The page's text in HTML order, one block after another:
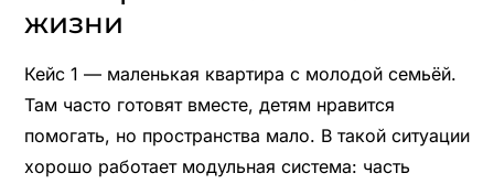
жизни
Кейс 1 — маленькая квартира с молодой семьёй.
Там часто готовят вместе, детям нравится
помогать, но пространства мало. В такой ситуации
хорошо работает модульная система: часть